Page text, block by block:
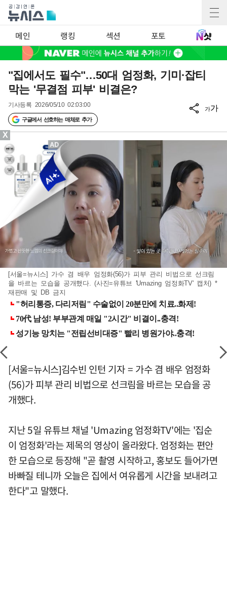
메인 랭킹 섹션 포토
"집에서도 필수"…50대 엄정화, 기미·잡티
막는 '무결점 피부' 비결은?
기사등록 2026/05/10 02:03:00
구글에서 선호하는 매체로 추가
가가
[서울=뉴시스] 가수 겸 배우 엄정화(56)가 피부 관리 비법으로 선크림
을 바르는 모습을 공개했다. (사진=유튜브 'Umazing 엄정화TV' 캡처) *
재판매 및 DB 금지
[서울=뉴시스]김수빈 인턴 기자 = 가수 겸 배우 엄정화
(56)가 피부 관리 비법으로 선크림을 바르는 모습을 공
개했다.
지난 5일 유튜브 채널 'Umazing 엄정화TV'에는 '집순
이 엄정화'라는 제목의 영상이 올라왔다. 엄정화는 편안
한 모습으로 등장해 "곧 촬영 시작하고, 홍보도 들어가면
바빠질 테니까 오늘은 집에서 여유롭게 시간을 보내려고
한다"고 말했다.
X